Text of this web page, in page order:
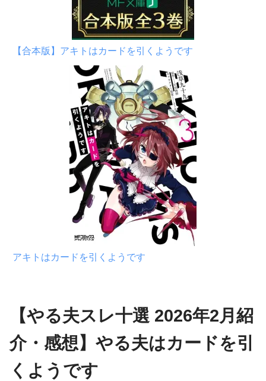
【合本版】アキトはカードを引くようです
アキトはカードを引くようです
【やる夫スレ十選 2026年2月紹
介・感想】やる夫はカードを引
くようです